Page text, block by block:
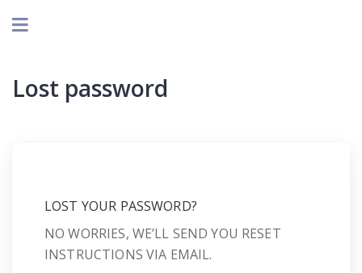
Lost password
LOST YOUR PASSWORD?
NO WORRIES, WE’LL SEND YOU RESET
INSTRUCTIONS VIA EMAIL.